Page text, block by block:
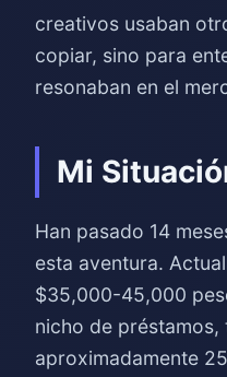
creativos usaban
copiar, sino para
resonaban en el
Mi
Han pasado 14
esta aventura.
$35,000-45,000
nicho de préstamos,
aproximadamente